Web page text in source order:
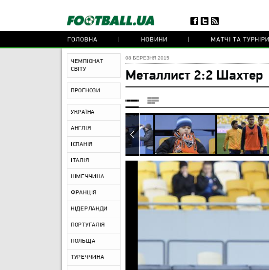
ГОЛОВНА НОВИНИ МАТЧІ ТА ТУРНІРИ
ЧЕМПІОНАТ
СВІТУ
ПРОГНОЗИ
УКРАЇНА
АНГЛІЯ
ІСПАНІЯ
ІТАЛІЯ
НІМЕЧЧИНА
ФРАНЦІЯ
НІДЕРЛАНДИ
ПОРТУГАЛІЯ
ПОЛЬЩА
ТУРЕЧЧИНА
08 БЕРЕЗНЯ 2015
Металлист 2:2 Шахтер